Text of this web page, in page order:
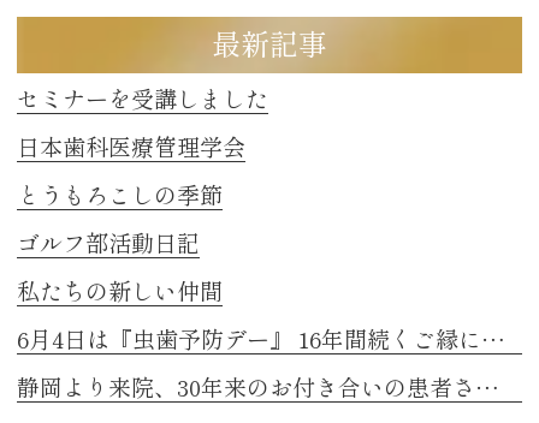
最新記事
セミナーを受講しました
日本歯科医療管理学会
とうもろこしの季節
ゴルフ部活動日記
私たちの新しい仲間
6月4日は『虫歯予防デー』 16年間続くご縁に感謝
静岡より来院、30年来のお付き合いの患者さまのお話し 2